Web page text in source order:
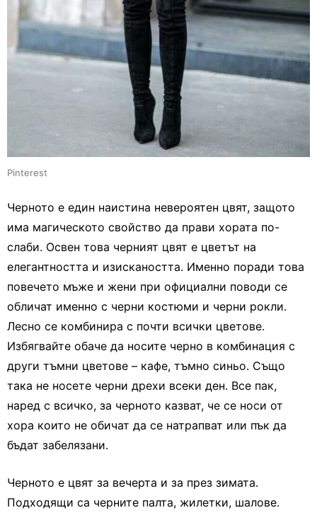
Pinterest
Черното е един наистина невероятен цвят, защото
има магическото свойство да прави хората по-
слаби. Освен това черният цвят е цветът на
елегантността и изискаността. Именно поради това
повечето мъже и жени при официални поводи се
обличат именно с черни костюми и черни рокли.
Лесно се комбинира с почти всички цветове.
Избягвайте обаче да носите черно в комбинация с
други тъмни цветове – кафе, тъмно синьо. Също
така не носете черни дрехи всеки ден. Все пак,
наред с всичко, за черното казват, че се носи от
хора които не обичат да се натрапват или пък да
бъдат забелязани.
Черното е цвят за вечерта и за през зимата.
Подходящи са черните палта, жилетки, шалове.